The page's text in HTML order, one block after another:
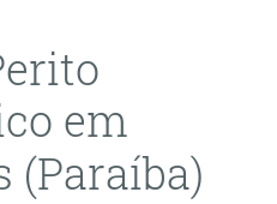
em
(Paraíba)